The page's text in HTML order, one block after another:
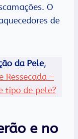
O
de
da Pele,
Ressecada –
tipo de pele?
e no